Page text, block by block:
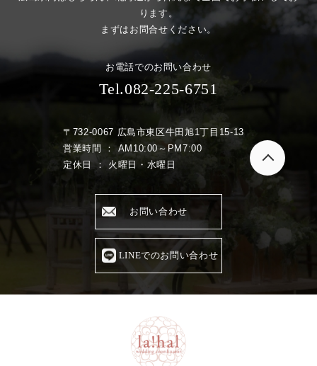
ります。
まずはお問合せください。
お電話でのお問い合わせ
Tel.082-225-6751
〒732-0067 広島市東区牛田旭1丁目15-13
営業時間 ： AM10:00～PM7:00
定休日 ： 火曜日・水曜日
お問い合わせ
LINEでのお問い合わせ